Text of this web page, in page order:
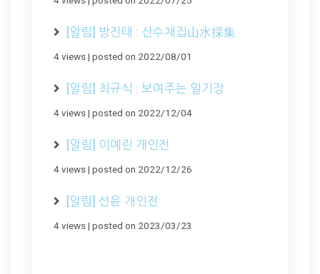
[알림] 방진태 : 산수채집山水採集
4 views| posted on 2022/08/01
[알림] 최규식 : 보여주는 일기장
4 views| posted on 2022/12/04
[알림] 이예린 개인전
4 views| posted on 2022/12/26
[알림] 선윤 개인전
4 views| posted on 2023/03/23